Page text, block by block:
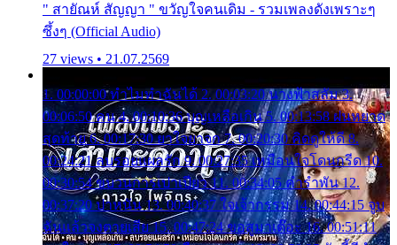
" สายัณห์ สัญญา " ขวัญใจคนเดิม - รวมเพลงดังเพราะๆ
ซึ้งๆ (Official Audio)
27 views • 21.07.2569
1. 00:00:00 ทำไมทำฉันได้ 2. 00:03:20 นางฟ้าสลัม 3.
00:06:50 คน 4. 00:10:36 บุญเหลือเกิน 5. 00:13:58 ฝนหยาด
สุดท้าย 6. 00:17:30 ยาใจยาจก 7. 00:20:30 คิดดูให้ดี 8.
00:24:21 ลบรอยแผลรัก 9. 00:27:35 เหมือนใจโดนกรีด 10.
00:30:54 ขบวนการเปาเปียว 11. 00:34:05 คำรำพัน 12.
00:37:20 ปาหนัน 13. 00:40:37 ใจเจ้ากรรม 14. 00:44:15 จูบ
ฉันแล้วจงตายเสีย 15. 00:47:24 ขอสูมาเต๊อะ 16. 00:51:11